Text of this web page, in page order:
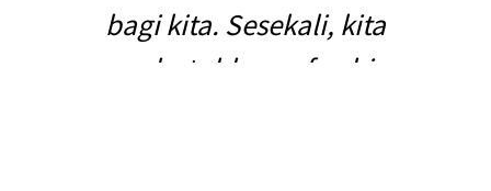
bagi kita. Sesekali, kita
membutuhkan refreshing